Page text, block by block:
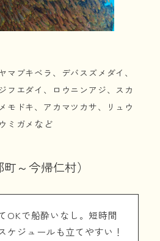
マブキベラ、デバスズメダイ、
フエダイ、ロウニンアジ、スカ
モドキ、アカマツカサ、リュウ
ミガメ など
～今帰仁村）
OKで船酔いなし。短時間
ケジュールも立てやすい！